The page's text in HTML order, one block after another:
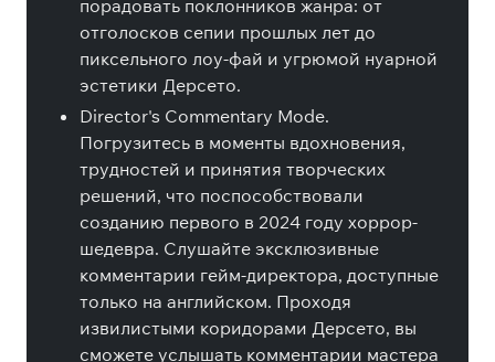
порадовать поклонников жанра: от
отголосков сепии прошлых лет до
пиксельного лоу-фай и угрюмой нуарной
эстетики Дерсето.
Director's Commentary Mode.
Погрузитесь в моменты вдохновения,
трудностей и принятия творческих
решений, что поспособствовали
созданию первого в 2024 году хоррор-
шедевра. Слушайте эксклюзивные
комментарии гейм-директора, доступные
только на английском. Проходя
извилистыми коридорами Дерсето, вы
сможете услышать комментарии мастера